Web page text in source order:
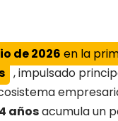
de 2026 en la
, impulsado
añosacumula un